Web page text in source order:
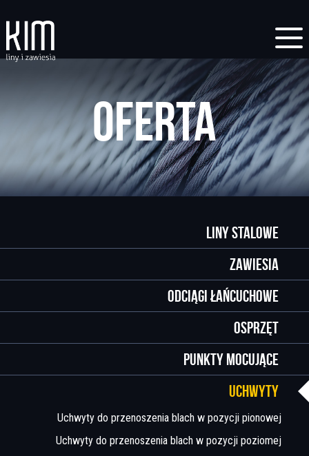
Oferta
Liny stalowe
Zawiesia
Odciągi łańcuchowe
Osprzęt
Punkty mocujące
Uchwyty
Uchwyty do przenoszenia blach w pozycji pionowej
Uchwyty do przenoszenia blach w pozycji poziomej